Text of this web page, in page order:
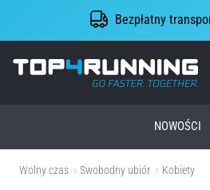
Bezpłatny
NOWOŚCI
Wolny czas Swobodny ubiór Kobiety